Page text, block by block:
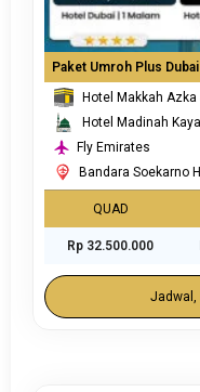
Paket Umroh Plus
Hotel Makkah Azka
Hotel Madinah
Fly Emirates
Bandara Soekarno
QUAD
Rp 32.500.000
Jadwal,